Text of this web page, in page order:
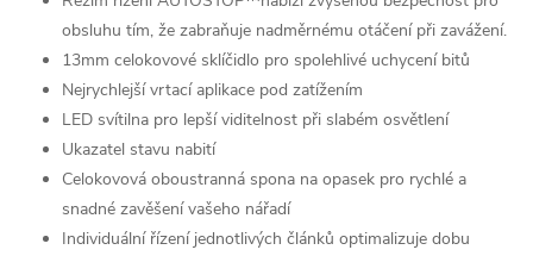
obsluhu tím, že zabraňuje nadměrnému otáčení při zavážení.
13mm celokovové sklíčidlo pro spolehlivé uchycení bitů
Nejrychlejší vrtací aplikace pod zatížením
LED svítilna pro lepší viditelnost při slabém osvětlení
Ukazatel stavu nabití
Celokovová oboustranná spona na opasek pro rychlé a
snadné zavěšení vašeho nářadí
Individuální řízení jednotlivých článků optimalizuje dobu